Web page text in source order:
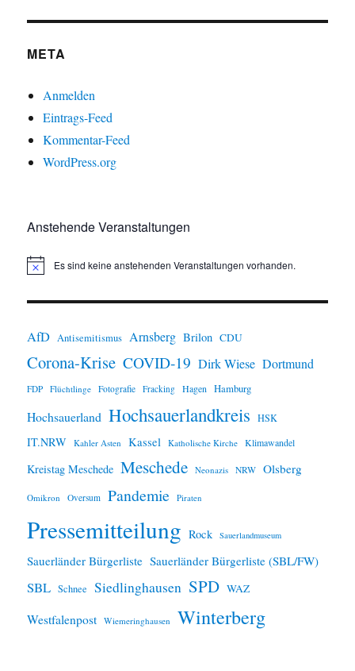
META
Anmelden
Eintrags-Feed
Kommentar-Feed
WordPress.org
Anstehende Veranstaltungen
H
w
s
Es sind keine anstehenden Veranstaltungen vorhanden.
AfD Antisemitismus Arnsberg Brilon CDU
Corona-Krise COVID-19 Dirk Wiese Dortmund
FDP Flüchtlinge Fotografie Fracking Hagen Hamburg
Hochsauerland Hochsauerlandkreis HSK
IT.NRW Kahler Asten Kassel Katholische Kirche Klimawandel
Kreistag Meschede Meschede Neonazis NRW Olsberg
Omikron Oversum Pandemie Piraten
Pressemitteilung Rock Sauerlandmuseum
Sauerländer Bürgerliste Sauerländer Bürgerliste (SBL/FW)
SBL Schnee Siedlinghausen SPD WAZ
Westfalenpost Wiemeringhausen Winterberg